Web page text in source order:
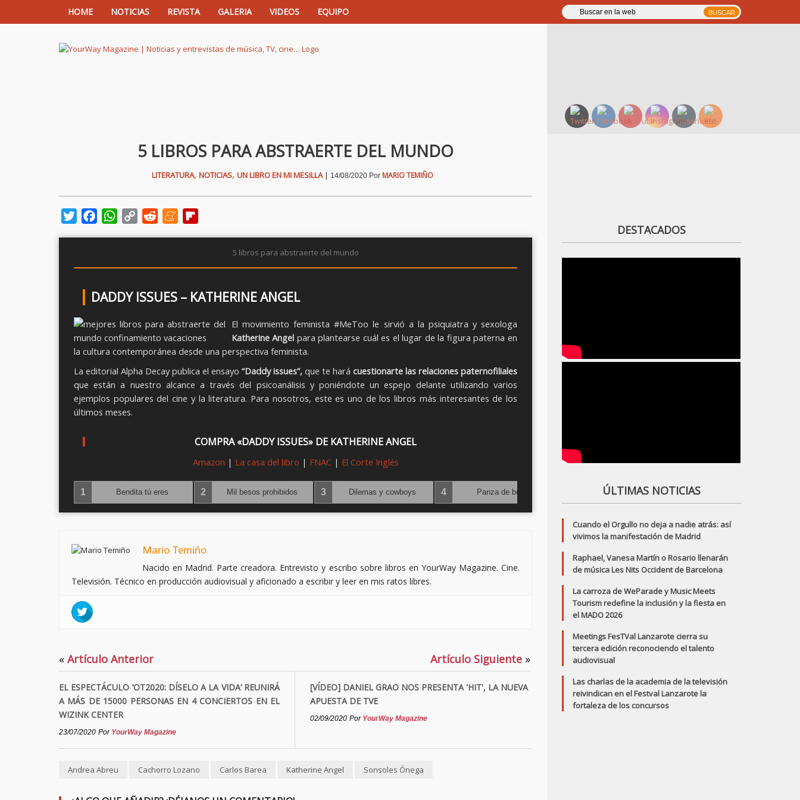
HOME NOTICIAS REVISTA GALERIA VIDEOS EQUIPO
5 LIBROS PARA ABSTRAERTE DEL MUNDO
LITERATURA, NOTICIAS, UN LIBRO EN MI MESILLA| 14/08/2020 Por MARIO TEMIÑO
TwitterFacebookWhatsApp
Copy
Reddit Meneame
5 libros para abstraerte del mundo
DADDY ISSUES – KATHERINE ANGEL
El movimiento feminista #MeToo le sirvió a la psiquiatra y sexologa
Katherine Angel para plantearse cuál es el lugar de la figura paterna en
la cultura contemporánea desde una perspectiva feminista.
La editorial Alpha Decay publica el ensayo “Daddy issues”, que te hará cuestionarte las relaciones paternofiliales
que están a nuestro alcance a través del psicoanálisis y poniéndote un espejo delante utilizando varios
ejemplos populares del cine y la literatura. Para nosotros, este es uno de los libros más interesantes de los
últimos meses.
COMPRA «DADDY ISSUES» DE KATHERINE ANGEL
Amazon | La casa del libro | FNAC| El Corte Inglés
1 Bendita tú eres 2 Mil besos prohibidos 3 Dilemas y cowboys 4 Panza de burro Daddy Issues
Mario Temiño
Nacido en Madrid. Parte creadora. Entrevisto y escribo sobre libros en YourWay Magazine. Cine.
Televisión. Técnico en producción audiovisual y aficionado a escribir y leer en mis ratos libres.
« Artículo Anterior
EL ESPECTÁCULO ‘OT2020: DÍSELO A LA VIDA’ REUNIRÁ
A MÁS DE 15000 PERSONAS EN 4 CONCIERTOS EN EL
WIZINK CENTER
23/07/2020 Por YourWay Magazine
Artículo Siguiente »
[VÍDEO] DANIEL GRAO NOS PRESENTA 'HIT', LA NUEVA
APUESTA DE TVE
02/09/2020 Por YourWay Magazine
Andrea Abreu Cachorro Lozano Carlos Barea Katherine Angel Sonsoles Ónega
DESTACADOS
ÚLTIMAS NOTICIAS
Cuando el Orgullo no deja a nadie atrás: así
vivimos la manifestación de Madrid
Raphael, Vanesa Martín o Rosario llenarán
de música Les Nits Occident de Barcelona
La carroza de WeParade y Music Meets
Tourism redefine la inclusión y la fiesta en
el MADO 2026
Meetings FesTVal Lanzarote cierra su
tercera edición reconociendo el talento
audiovisual
Las charlas de la academia de la televisión
reivindican en el Festval Lanzarote la
fortaleza de los concursos